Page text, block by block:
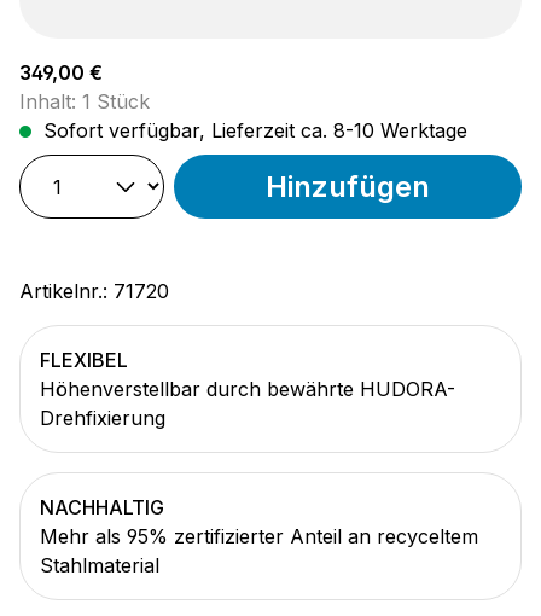
Regulärer Preis:
349,00 €
Inhalt: 1 Stück
Sofort verfügbar, Lieferzeit ca. 8-10 Werktage
Hinzufügen
Artikelnr.: 71720
FLEXIBEL
Höhenverstellbar durch bewährte HUDORA-
Drehfixierung
NACHHALTIG
Mehr als 95% zertifizierter Anteil an recyceltem
Stahlmaterial